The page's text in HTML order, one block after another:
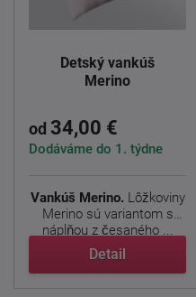
Detský vankúš
Merino
od 34,00 €
Dodáváme do 1. týdne
Vankúš Merino. Lôžkoviny
Merino sú variantom s
náplňou z česaného ...
Detail